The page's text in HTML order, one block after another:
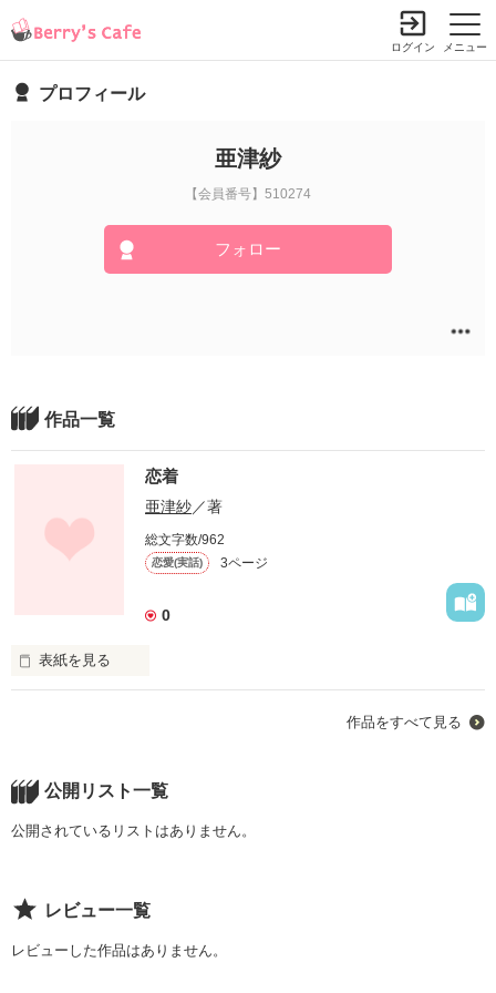
メニュー
ログイン
プロフィール
亜津紗
【会員番号】510274
フォロー
作品一覧
恋着
亜津紗／著
総文字数/962
恋愛(実話) 3ページ
0
表紙を見る
こんなに心からきみが消えない・・・
でもあなたは
作品をすべて見る
公開リスト一覧
公開されているリストはありません。
レビュー一覧
レビューした作品はありません。